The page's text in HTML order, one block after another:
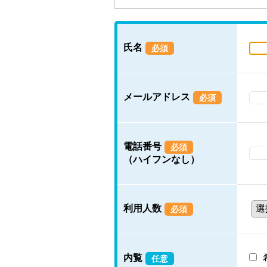
氏名 必須
メールアドレス 必須
電話番号 必須
（ハイフンなし）
利用人数 必須
内覧 任意